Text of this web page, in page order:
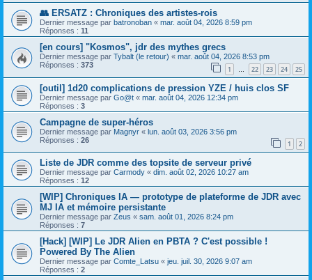
👥 ERSATZ : Chroniques des artistes-rois
Dernier message par batronoban « mar. août 04, 2026 8:59 pm
Réponses : 11
[en cours] "Kosmos", jdr des mythes grecs
Dernier message par Tybalt (le retour) « mar. août 04, 2026 8:53 pm
Réponses : 373 1 … 22 23 24 25
[outil] 1d20 complications de pression YZE / huis clos SF
Dernier message par Go@t « mar. août 04, 2026 12:34 pm
Réponses : 3
Campagne de super-héros
Dernier message par Magnyr « lun. août 03, 2026 3:56 pm
Réponses : 26 1 2
Liste de JDR comme des topsite de serveur privé
Dernier message par Carmody « dim. août 02, 2026 10:27 am
Réponses : 12
[WIP] Chroniques IA — prototype de plateforme de JDR avec
MJ IA et mémoire persistante
Dernier message par Zeus « sam. août 01, 2026 8:24 pm
Réponses : 7
[Hack] [WIP] Le JDR Alien en PBTA ? C'est possible !
Powered By The Alien
Dernier message par Comte_Latsu « jeu. juil. 30, 2026 9:07 am
Réponses : 2